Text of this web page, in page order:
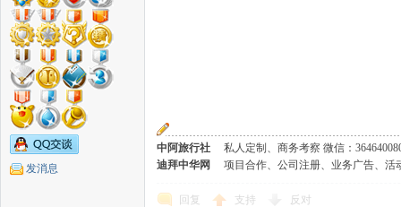
发消息
中阿旅行社 私人定制、商务考察 微信：
迪拜中华网
项目合作、公司注册、业务广告、活
回复 支持 反对